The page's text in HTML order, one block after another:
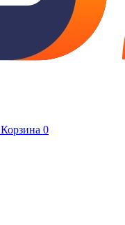
Корзина 0